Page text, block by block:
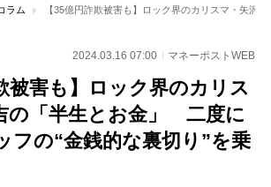
ラム 【35億円詐欺被害も】ロック界のカリスマ・矢沢
2024.03.16 07:00 マネーポストWEB
被害も】ロック界のカリス
の「半生とお金」 二度に
フの“金銭的な裏切り”を乗